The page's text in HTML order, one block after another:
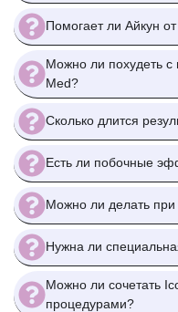
Помогает ли Айкун
Можно ли похудеть
Med?
Сколько длится
Есть ли побочные
Можно ли делать при
Нужна ли
Можно ли сочетать
процедурами?